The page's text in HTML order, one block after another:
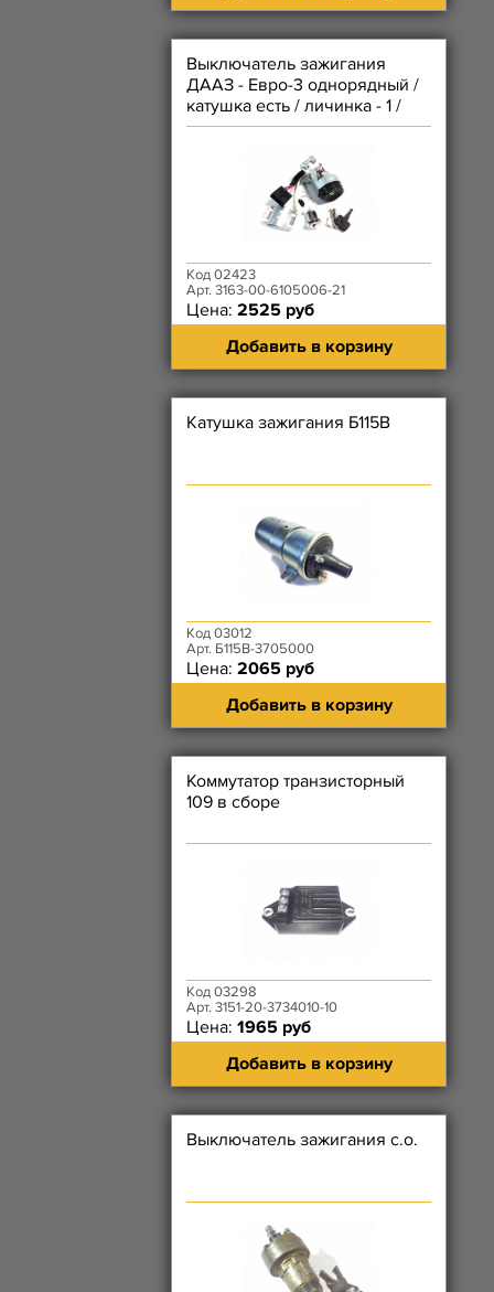
Выключатель зажигания
ДААЗ - Евро-3 однорядный /
катушка есть / личинка - 1 /
под пульт
Код 02423
Арт. 3163-00-6105006-21
Цена: 2525 руб
Добавить в корзину
Катушка зажигания Б115В
Код 03012
Арт. Б115В-3705000
Цена: 2065 руб
Добавить в корзину
Коммутатор транзисторный
109 в сборе
Код 03298
Арт. 3151-20-3734010-10
Цена: 1965 руб
Добавить в корзину
Выключатель зажигания с.о.